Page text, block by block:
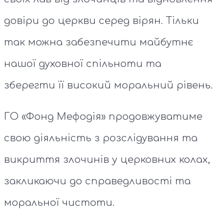
довіри до церкви серед вірян. Тільки
так можна забезпечити майбутнє
нашої духовної спільноти та
зберегти її високий моральний рівень.
ГО «Фонд Мефодія» продовжуватиме
свою діяльність з розслідування та
викриття злочинів у церковних колах,
закликаючи до справедливості та
моральної чистоти.